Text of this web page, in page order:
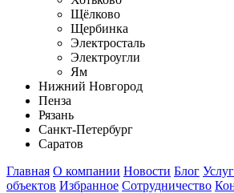
Щёлково
Щербинка
Электросталь
Электроугли
Ям
Нижний Новгород
Пенза
Рязань
Санкт-Петербург
Саратов
Главная О компании Новости Блог
объектов Избранное Сотрудничество